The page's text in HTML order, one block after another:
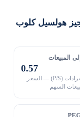
هولسيل كلوب
المبيعات
0.57
مكرّر الإيرادات (P/S) — السعر
السهم